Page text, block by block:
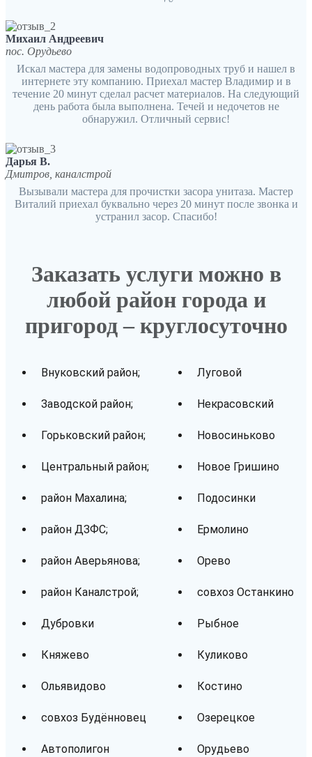
Михаил Андреевич
пос. Орудьево
Искал мастера для замены водопроводных труб и нашел в
интернете эту компанию. Приехал мастер Владимир и в
течение 20 минут сделал расчет материалов. На следующий
день работа была выполнена. Течей и недочетов не
обнаружил. Отличный сервис!
Дарья В.
Дмитров, каналстрой
Вызывали мастера для прочистки засора унитаза. Мастер
Виталий приехал буквально через 20 минут после звонка и
устранил засор. Спасибо!
Заказать услуги можно в
любой район города и
пригород – круглосуточно
Внуковский район;
Заводской район;
Горьковский район;
Центральный район;
район Махалина;
район ДЗФС;
район Аверьянова;
район Каналстрой;
Дубровки
Княжево
Ольявидово
совхоз Будённовец
Автополигон
Луговой
Некрасовский
Новосиньково
Новое Гришино
Подосинки
Ермолино
Орево
совхоз Останкино
Рыбное
Куликово
Костино
Озерецкое
Орудьево